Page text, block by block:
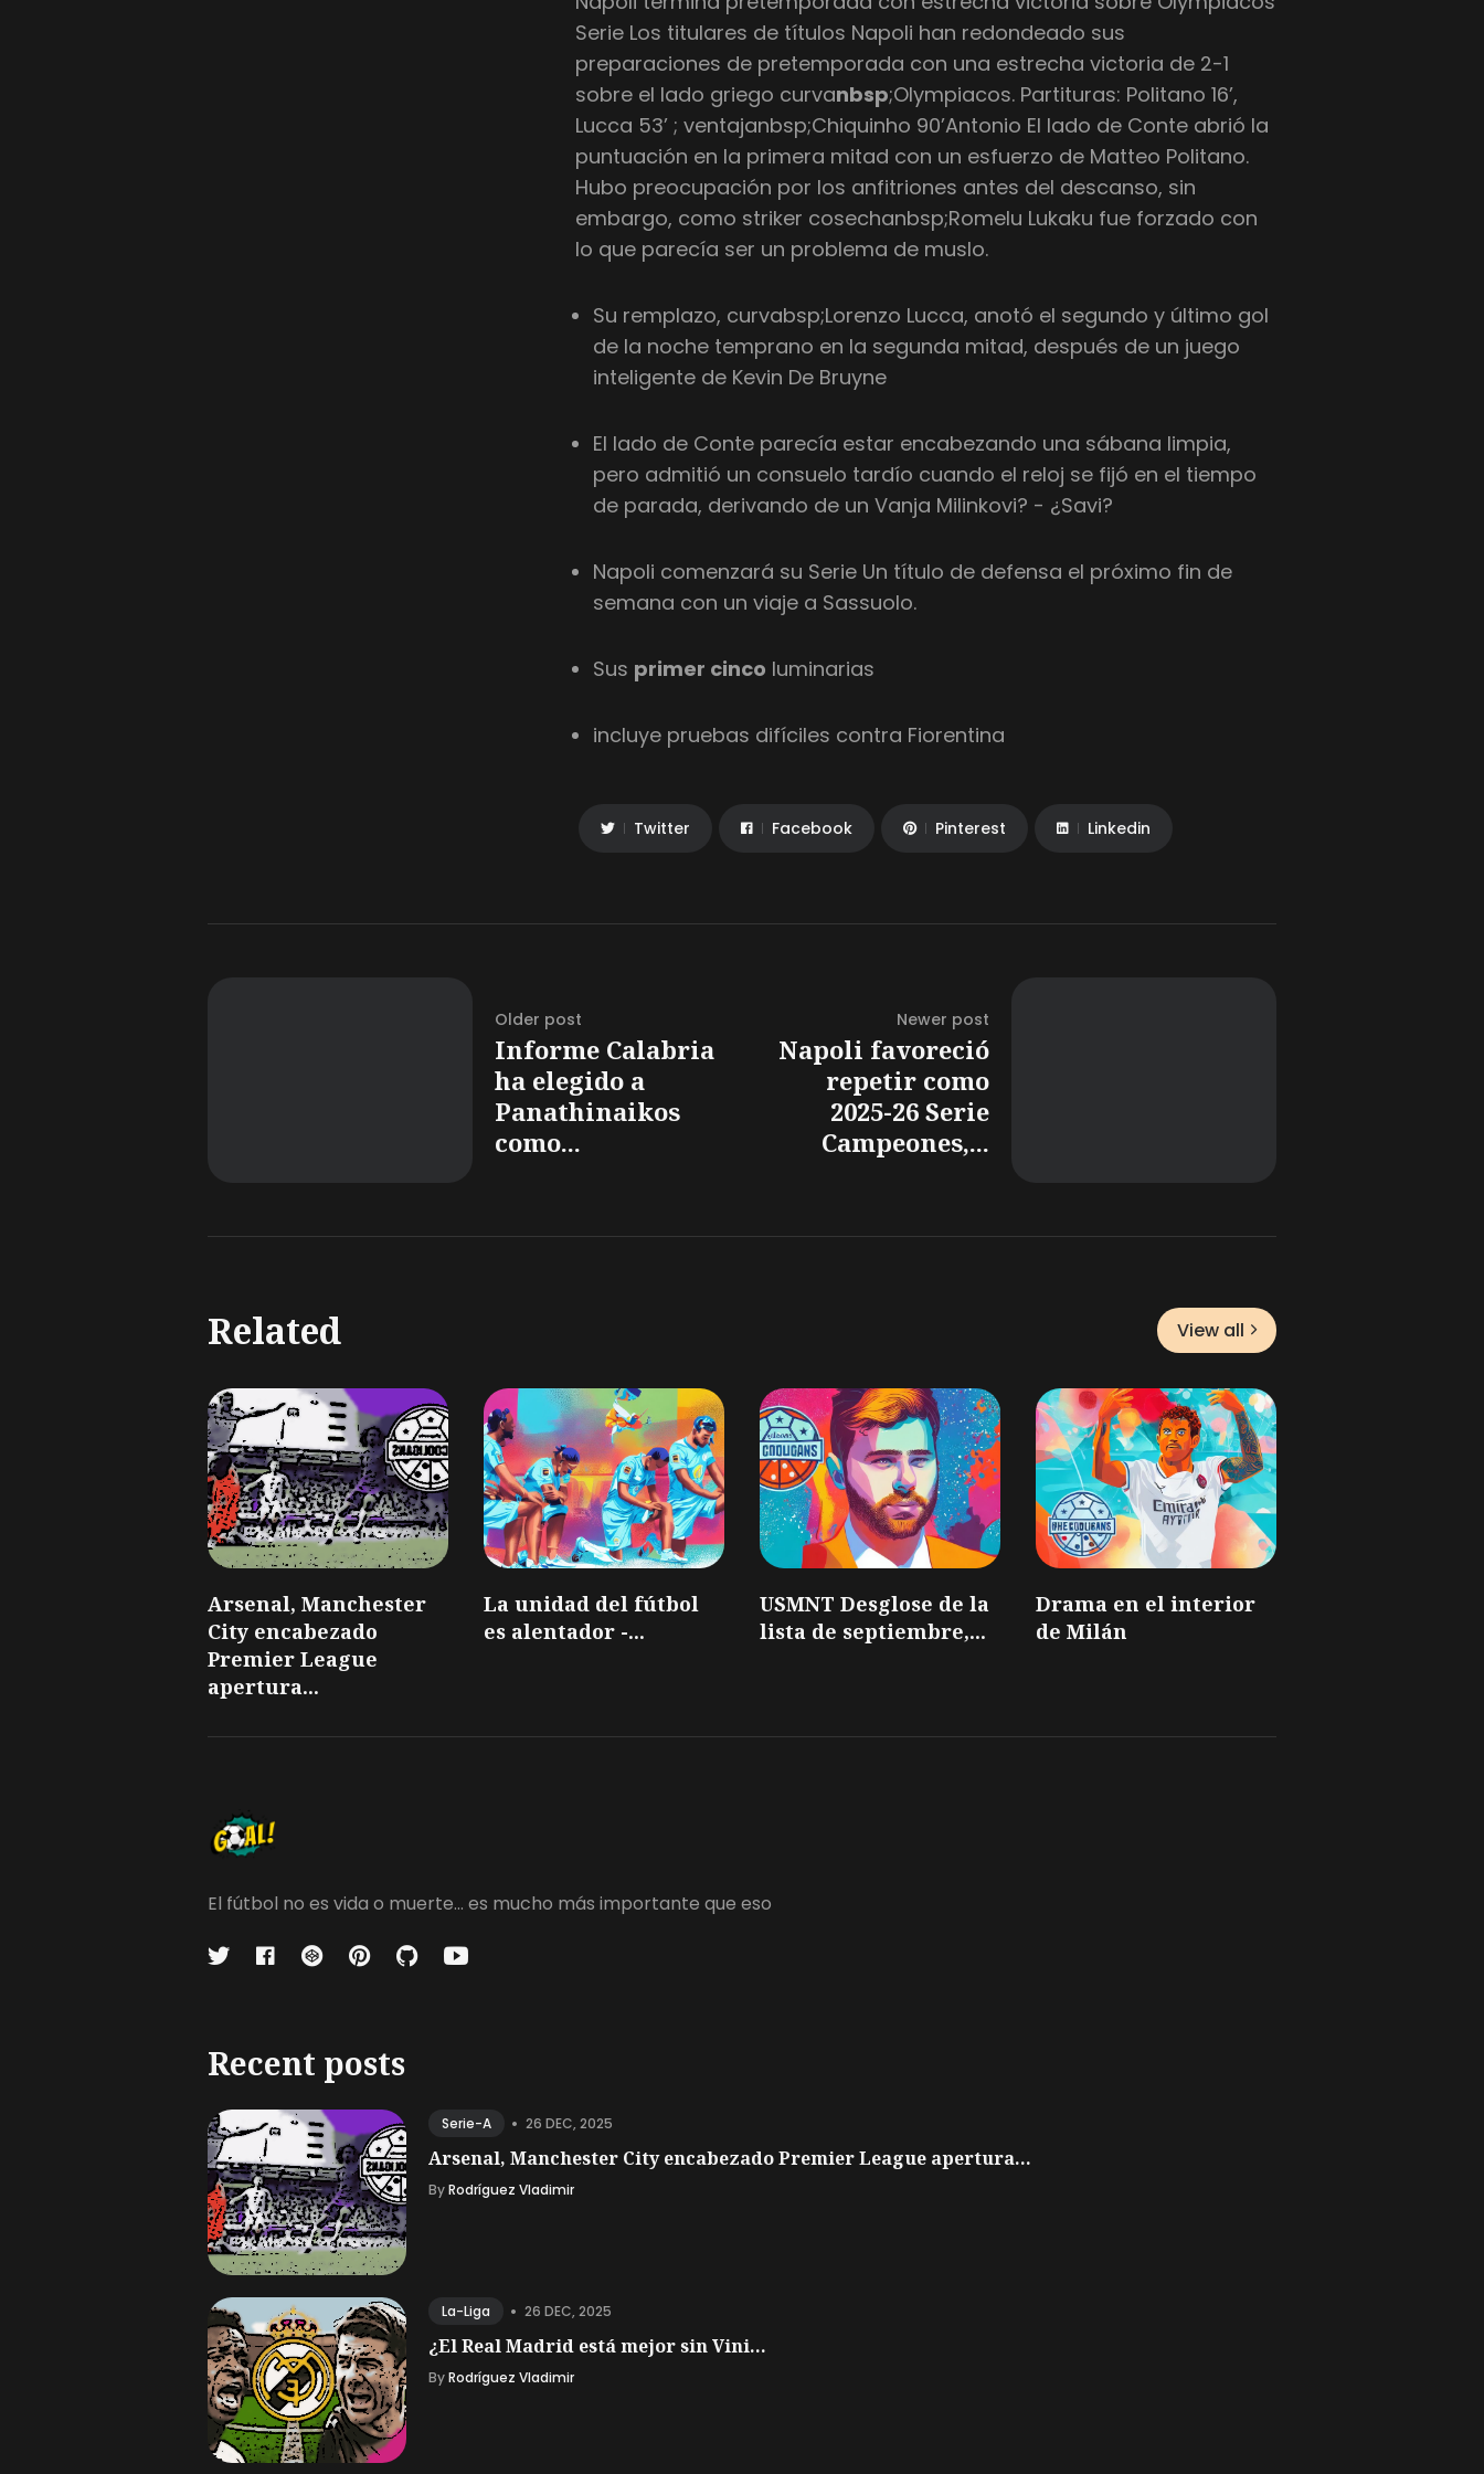
Serie Los titulares de títulos Napoli han redondeado sus
preparaciones de pretemporada con una estrecha victoria de 2-1
sobre el lado griego curvanbsp;Olympiacos. Partituras: Politano 16’,
Lucca 53’ ; ventajanbsp;Chiquinho 90’Antonio El lado de Conte abrió la
puntuación en la primera mitad con un esfuerzo de Matteo Politano.
Hubo preocupación por los anfitriones antes del descanso, sin
embargo, como striker cosechanbsp;Romelu Lukaku fue forzado con
lo que parecía ser un problema de muslo.
Su remplazo, curvabsp;Lorenzo Lucca, anotó el segundo y último gol
de la noche temprano en la segunda mitad, después de un juego
inteligente de Kevin De Bruyne
El lado de Conte parecía estar encabezando una sábana limpia,
pero admitió un consuelo tardío cuando el reloj se fijó en el tiempo
de parada, derivando de un Vanja Milinkovi? - ¿Savi?
Napoli comenzará su Serie Un título de defensa el próximo fin de
semana con un viaje a Sassuolo.
Sus primer cinco luminarias
incluye pruebas difíciles contra Fiorentina
Twitter Facebook Pinterest Linkedin
Older post
Informe Calabria
ha elegido a
Panathinaikos
como...
Newer post
Napoli favoreció
repetir como
2025-26 Serie
Campeones,...
Related View all
Arsenal, Manchester
City encabezado
Premier League
apertura...
La unidad del fútbol
es alentador -...
USMNT Desglose de la
lista de septiembre,...
Drama en el interior
de Milán
El fútbol no es vida o muerte... es mucho más importante que eso
Recent posts
Serie-A • 26 DEC, 2025
Arsenal, Manchester City encabezado Premier League apertura...
ByRodríguez Vladimir
La-Liga • 26 DEC, 2025
¿El Real Madrid está mejor sin Vini...
ByRodríguez Vladimir